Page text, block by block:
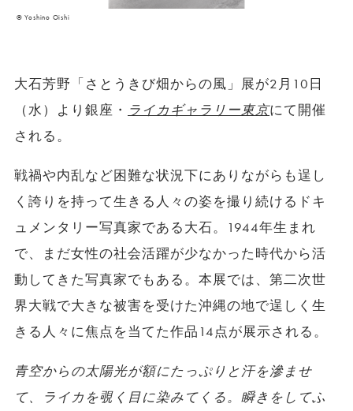
© Yoshino Oishi
大石芳野「さとうきび畑からの風」展が2月10日
（水）より銀座・ ライカギャラリー東京にて開催
される。
戦禍や内乱など困難な状況下にありながらも逞し
く誇りを持って生きる人々の姿を撮り続けるドキ
ュメンタリー写真家である大石。1944年生まれ
で、まだ女性の社会活躍が少なかった時代から活
動してきた写真家でもある。本展では、第二次世
界大戦で大きな被害を受けた沖縄の地で逞しく生
きる人々に焦点を当てた作品14点が展示される。
青空からの太陽光が額にたっぷりと汗を滲ませ
て、ライカを覗く目に染みてくる。瞬きをしてふ